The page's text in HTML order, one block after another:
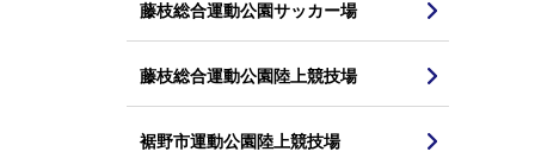
藤枝総合運動公園サッカー場
藤枝総合運動公園陸上競技場
裾野市運動公園陸上競技場